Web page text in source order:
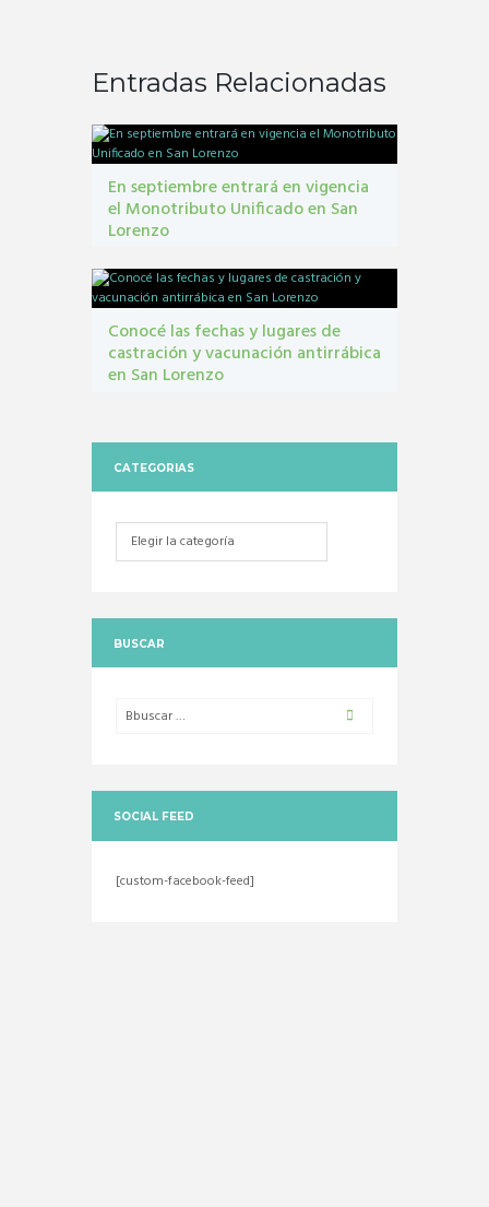
Entradas Relacionadas
En septiembre entrará en vigencia
el Monotributo Unificado en San
Lorenzo
Unificado
Conocé las fechas y lugares de
castración y vacunación antirrábica
en San Lorenzo
CATEGORIAS
Categorias
BUSCAR
SOCIAL FEED
[custom-facebook-feed]